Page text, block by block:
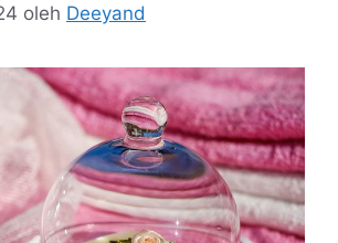
oleh Deeyand